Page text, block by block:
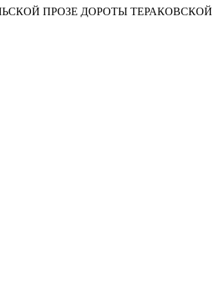
ПРОЗЕ ДОРОТЫ ТЕРАКОВСКОЙ